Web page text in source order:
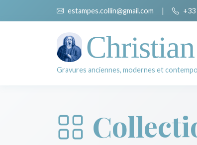
estampes.collin@gmail.com | +33
Gravures anciennes, modernes et